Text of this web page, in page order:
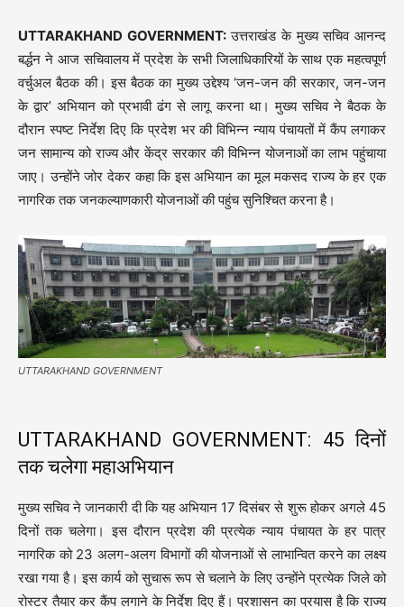
UTTARAKHAND GOVERNMENT:उत्तराखंड के मुख्य सचिव आनन्द
बर्द्धन ने आज सचिवालय में प्रदेश के सभी जिलाधिकारियों के साथ एक महत्वपूर्ण
वर्चुअल बैठक की। इस बैठक का मुख्य उद्देश्य ‘जन-जन की सरकार, जन-जन
के द्वार’ अभियान को प्रभावी ढंग से लागू करना था। मुख्य सचिव ने बैठक के
दौरान स्पष्ट निर्देश दिए कि प्रदेश भर की विभिन्न न्याय पंचायतों में कैंप लगाकर
जन सामान्य को राज्य और केंद्र सरकार की विभिन्न योजनाओं का लाभ पहुंचाया
जाए। उन्होंने जोर देकर कहा कि इस अभियान का मूल मकसद राज्य के हर एक
नागरिक तक जनकल्याणकारी योजनाओं की पहुंच सुनिश्चित करना है।
UTTARAKHAND GOVERNMENT
UTTARAKHAND GOVERNMENT: 45 दिनों
तक चलेगा महाअभियान
मुख्य सचिव ने जानकारी दी कि यह अभियान 17 दिसंबर से शुरू होकर अगले 45
दिनों तक चलेगा। इस दौरान प्रदेश की प्रत्येक न्याय पंचायत के हर पात्र
नागरिक को 23 अलग-अलग विभागों की योजनाओं से लाभान्वित करने का लक्ष्य
रखा गया है। इस कार्य को सुचारू रूप से चलाने के लिए उन्होंने प्रत्येक जिले को
रोस्टर तैयार कर कैंप लगाने के निर्देश दिए हैं। प्रशासन का प्रयास है कि राज्य